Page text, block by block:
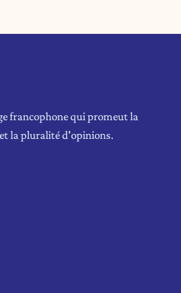
francophone qui promeut la
la pluralité d'opinions.